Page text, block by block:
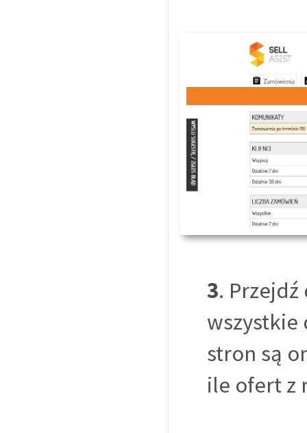
3.
wszystkie
stron są
ile ofert z